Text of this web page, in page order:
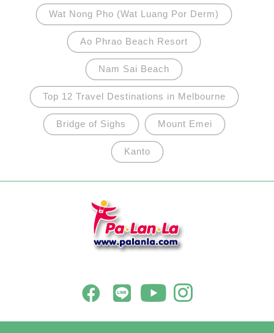
น้ำให้บริการตลอดเส้นทาง ซึ่งนอกจากจะได้ชม
ทิวทัศน์ที่สวยงามแล้วยังได้บรรยากาศคลาสสิกของ
รถไฟอีกด้วย
Wat Nong Pho (Wat Luang Por Derm)
Ao Phrao Beach Resort
Nam Sai Beach
Top 12 Travel Destinations in Melbourne
Bridge of Sighs Mount Emei
Kanto